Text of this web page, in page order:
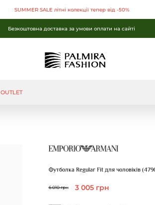
SUMMER SALE літні колекції тепер від -50%
SUMMER SALE літні колекції тепер від -50%
Безкоштовна доставка за умови оплати на сайті
Безкоштовна доставка за умови оплати на сайті
OUTLET
Футболка Regular Fit для чоловіків
6 010 грн 3 005 грн